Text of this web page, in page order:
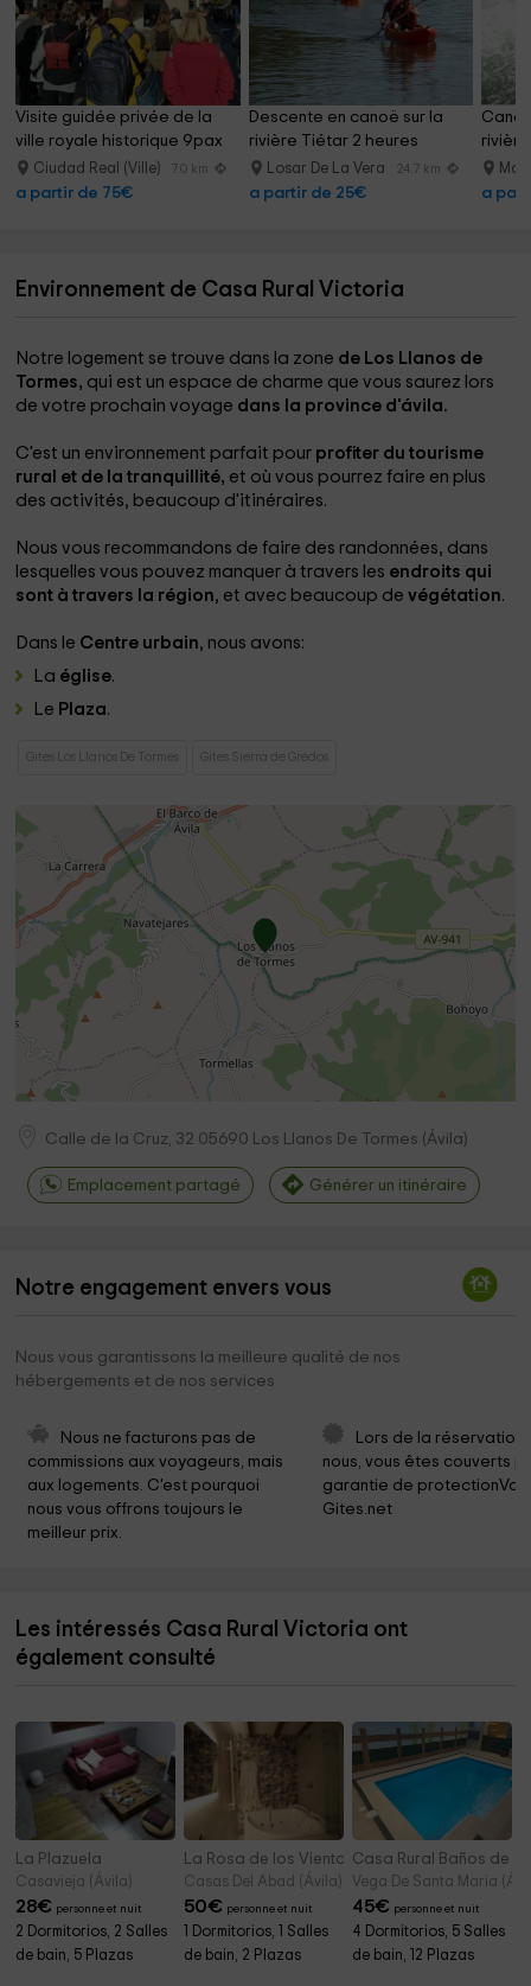
Visite guidée privée de la
ville royale historique 9pax
Ciudad Real (Ville) 7.0 km
a partir de 75€
Descente en canoë sur la
rivière Tiétar 2 heures
Losar De La Vera 24.7 km
a partir de 25€ a
Environnement de Casa Rural Victoria
Notre logement se trouve dans la zone de Los Llanos de
Tormes, qui est un espace de charme que vous saurez lors
de votre prochain voyage dans la province d'ávila.
C'est un environnement parfait pour profiter du tourisme
rural et de la tranquillité, et où vous pourrez faire en plus
des activités, beaucoup d'itinéraires.
Nous vous recommandons de faire des randonnées, dans
lesquelles vous pouvez manquer à travers les endroits qui
sont à travers la région, et avec beaucoup devégétation.
Dans le Centre urbain, nous avons:
La église.
Le Plaza.
Gites Los Llanos De Tormes Gites Sierra de Gredos
Calle de la Cruz, 32 05690 Los Llanos De Tormes (Ávila)
Emplacement partagé Générer un itinéraire
Notre engagement envers vous
Nous vous garantissons la meilleure qualité de nos
hébergements et de nos services
Nous ne facturons pas de
commissions aux voyageurs, mais
aux logements. C'est pourquoi
nous vous offrons toujours le
meilleur prix.
Lors de la réservation
nous, vous êtes couverts
garantie de
Gites.net
Les intéressés Casa Rural Victoria ont
également consulté
La Plazuela
Casavieja (Ávila)
28€ personne et nuit
2 Dormitorios, 2 Salles
de bain, 5 Plazas
La Rosa de los Vientos
Casas Del Abad (Ávila)
50€ personne et nuit
1 Dormitorios, 1 Salles
de bain, 2 Plazas
Casa Rural Baños de la
Vega De Santa Maria
45€ personne et nuit
4 Dormitorios, 5 Salles
de bain, 12 Plazas